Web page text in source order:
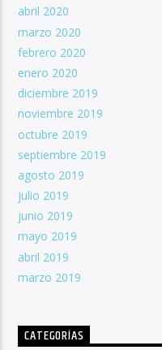
abril 2020
marzo 2020
febrero 2020
enero 2020
diciembre 2019
noviembre 2019
octubre 2019
septiembre 2019
agosto 2019
julio 2019
junio 2019
mayo 2019
abril 2019
marzo 2019
CATEGORÍAS